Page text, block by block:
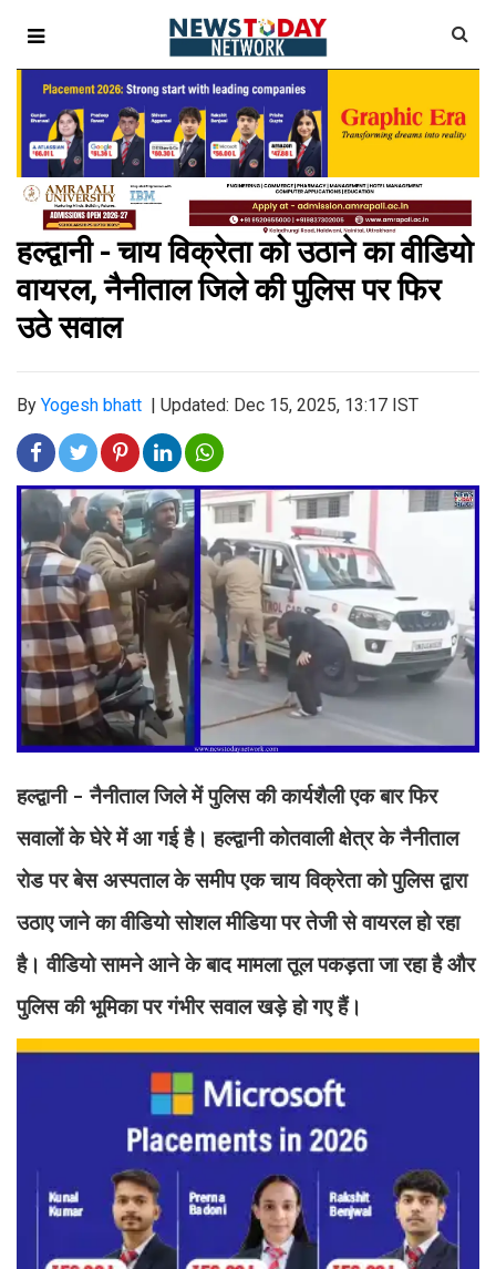
हल्द्वानी - चाय विक्रेता को उठाने का वीडियो
वायरल, नैनीताल जिले की पुलिस पर फिर
उठे सवाल
By Yogesh bhatt Updated: Dec 15, 2025, 13:17 IST
हल्द्वानी - नैनीताल जिले में पुलिस की कार्यशैली एक बार फिर
सवालों के घेरे में आ गई है। हल्द्वानी कोतवाली क्षेत्र के नैनीताल
रोड पर बेस अस्पताल के समीप एक चाय विक्रेता को पुलिस द्वारा
उठाए जाने का वीडियो सोशल मीडिया पर तेजी से वायरल हो रहा
है। वीडियो सामने आने के बाद मामला तूल पकड़ता जा रहा है और
पुलिस की भूमिका पर गंभीर सवाल खड़े हो गए हैं।